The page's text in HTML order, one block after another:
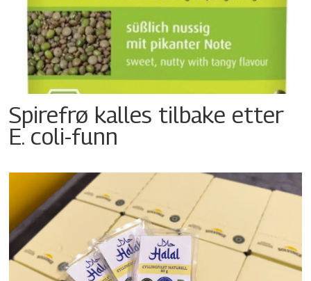
Spirefrø kalles tilbake etter
E. coli-funn